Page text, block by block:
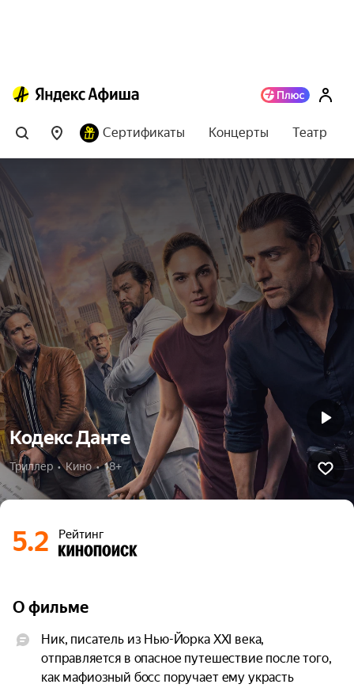
Сертификаты Концерты Театр
Кодекс Данте
Триллер  •  Кино  •  18+
5.2 Рейтинг
О фильме
Ник, писатель из Нью-Йорка XXI века,
отправляется в опасное путешествие после того,
как мафиозный босс поручает ему украсть